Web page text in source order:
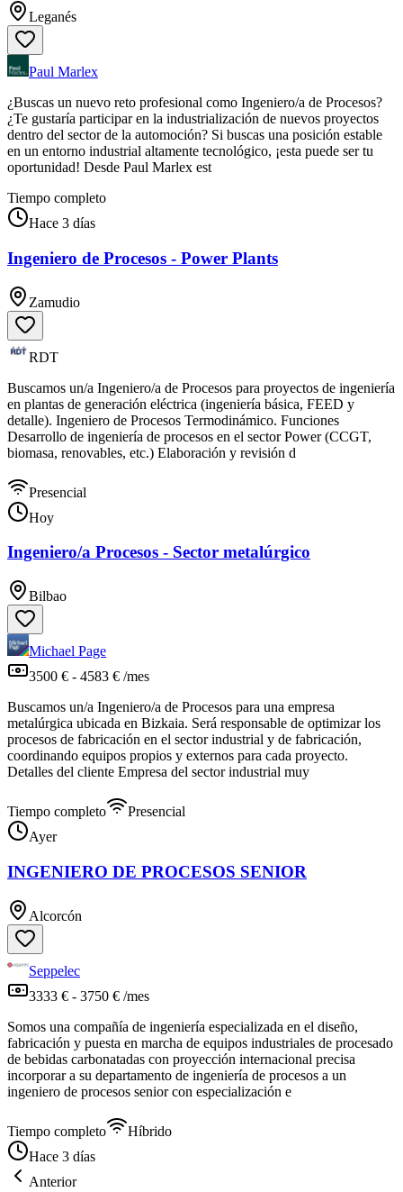
Leganés
Paul Marlex
¿Buscas un nuevo reto profesional como Ingeniero/a de Procesos?
¿Te gustaría participar en la industrialización de nuevos proyectos
dentro del sector de la automoción? Si buscas una posición estable
en un entorno industrial altamente tecnológico, ¡esta puede ser tu
oportunidad! Desde Paul Marlex est
Tiempo completo
Hace 3 días
Ingeniero de Procesos - Power Plants
Zamudio
RDT
Buscamos un/a Ingeniero/a de Procesos para proyectos de ingeniería
en plantas de generación eléctrica (ingeniería básica, FEED y
detalle). Ingeniero de Procesos Termodinámico. Funciones
Desarrollo de ingeniería de procesos en el sector Power (CCGT,
biomasa, renovables, etc.) Elaboración y revisión d
Presencial
Hoy
Ingeniero/a Procesos - Sector metalúrgico
Bilbao
Michael Page
3500 € - 4583 € /mes
Buscamos un/a Ingeniero/a de Procesos para una empresa
metalúrgica ubicada en Bizkaia. Será responsable de optimizar los
procesos de fabricación en el sector industrial y de fabricación,
coordinando equipos propios y externos para cada proyecto.
Detalles del cliente Empresa del sector industrial muy
Tiempo completo
Presencial
Ayer
INGENIERO DE PROCESOS SENIOR
Alcorcón
Seppelec
3333 € - 3750 € /mes
Somos una compañía de ingeniería especializada en el diseño,
fabricación y puesta en marcha de equipos industriales de procesado
de bebidas carbonatadas con proyección internacional precisa
incorporar a su departamento de ingeniería de procesos a un
ingeniero de procesos senior con especialización e
Tiempo completo
Híbrido
Hace 3 días
Anterior